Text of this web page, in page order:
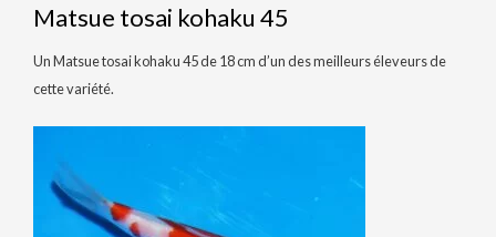
Matsue tosai kohaku 45
Un Matsue tosai kohaku 45 de 18 cm d’un des meilleurs éleveurs de
cette variété.